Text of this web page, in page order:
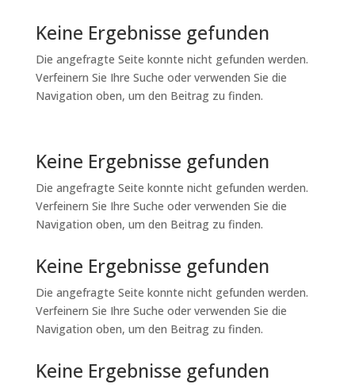
Keine Ergebnisse gefunden
Die angefragte Seite konnte nicht gefunden werden.
Verfeinern Sie Ihre Suche oder verwenden Sie die
Navigation oben, um den Beitrag zu finden.
Keine Ergebnisse gefunden
Die angefragte Seite konnte nicht gefunden werden.
Verfeinern Sie Ihre Suche oder verwenden Sie die
Navigation oben, um den Beitrag zu finden.
Keine Ergebnisse gefunden
Die angefragte Seite konnte nicht gefunden werden.
Verfeinern Sie Ihre Suche oder verwenden Sie die
Navigation oben, um den Beitrag zu finden.
Keine Ergebnisse gefunden